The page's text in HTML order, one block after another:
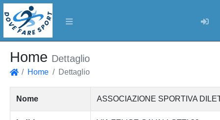
Home Dettaglio
Home Dettaglio
Nome ASSOCIAZIONE SPORTIVA